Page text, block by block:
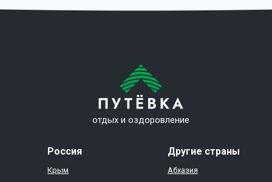
отдых и оздоровление
Россия
Крым
Другие страны
Абхазия